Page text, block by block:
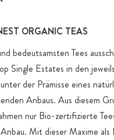
ORGANIC TEAS
bedeutsamsten Tees
Single Estates in den
der Prämisse eines
Anbaus. Aus diesem
nur Bio-zertifizierte
Mit dieser Maxime als